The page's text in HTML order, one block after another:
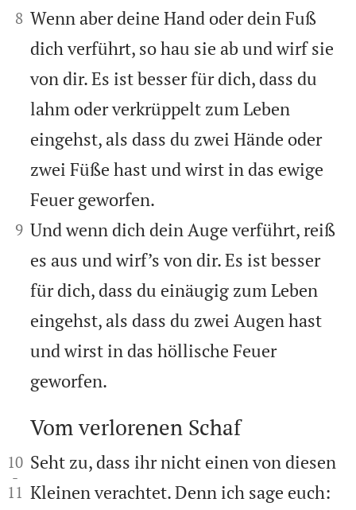

8 Wenn aber deine Hand oder dein Fuß
dich verführt, so hau sie ab und wirf sie
von dir. Es ist besser für dich, dass du
lahm oder verkrüppelt zum Leben
eingehst, als dass du zwei Hände oder
zwei Füße hast und wirst in das ewige
Feuer geworfen.


9 Und wenn dich dein Auge verführt, reiß
es aus und wirf’s von dir. Es ist besser
für dich, dass du einäugig zum Leben
eingehst, als dass du zwei Augen hast
und wirst in das höllische Feuer
geworfen.


Vom verlorenen Schaf

10
-
11
Seht zu, dass ihr nicht einen von diesen
Kleinen verachtet. Denn ich sage euch:
